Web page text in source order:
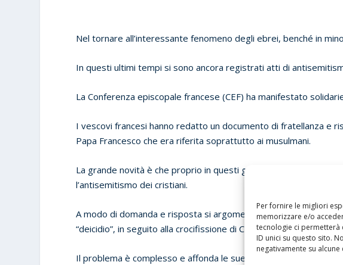
Per fornire le migliori
memorizzare e/o
tecnologie ci
ID unici su questo sito.
negativamente su
Nel tornare all’interessante fenomeno degli ebrei, benché in
In questi ultimi tempi si sono ancora registrati atti di
La Conferenza episcopale francese (CEF) ha manifestato
I vescovi francesi hanno redatto un documento di fratellanza e
Papa Francesco che era riferita soprattutto ai musulmani.
La grande novità è che proprio in questi giorni, sempre i vescovi
l’antisemitismo dei cristiani.
A modo di domanda e risposta si argomenta contro le accuse
“deicidio”, in seguito alla crocifissione di Cristo.
Il problema è complesso e affonda le sue radici nelle attività